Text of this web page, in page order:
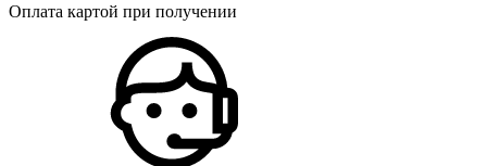
Оплата картой при получении